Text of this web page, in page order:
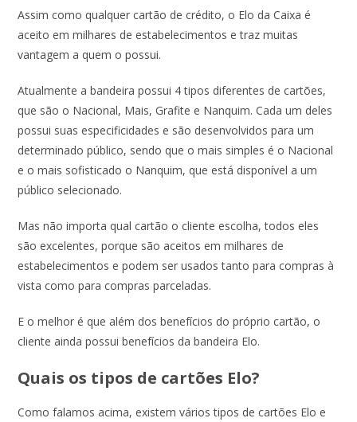
Assim como qualquer cartão de crédito, o Elo da Caixa é
aceito em milhares de estabelecimentos e traz muitas
vantagem a quem o possui.
Atualmente a bandeira possui 4 tipos diferentes de cartões,
que são o Nacional, Mais, Grafite e Nanquim. Cada um deles
possui suas especificidades e são desenvolvidos para um
determinado público, sendo que o mais simples é o Nacional
e o mais sofisticado o Nanquim, que está disponível a um
público selecionado.
Mas não importa qual cartão o cliente escolha, todos eles
são excelentes, porque são aceitos em milhares de
estabelecimentos e podem ser usados tanto para compras à
vista como para compras parceladas.
E o melhor é que além dos benefícios do próprio cartão, o
cliente ainda possui benefícios da bandeira Elo.
Quais os tipos de cartões Elo?
Como falamos acima, existem vários tipos de cartões Elo e